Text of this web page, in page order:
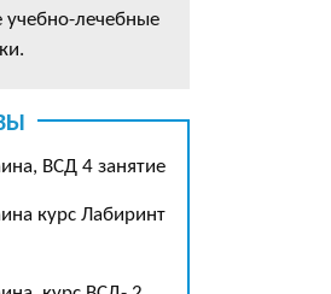
учебно-лечебные
ВСД 4 занятие
курс Лабиринт